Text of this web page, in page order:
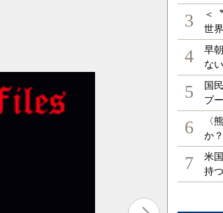
昨年行われた中
3
＜
世
4
早
な
5
国
プ
6
〈
か
7
米
持